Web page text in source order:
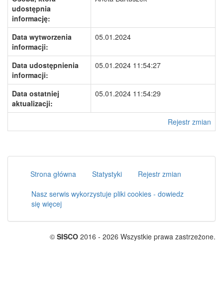
udostępnia
informację:
Data wytworzenia
informacji:
05.01.2024
Data udostępnienia
informacji:
05.01.2024 11:54:27
Data ostatniej
aktualizacji:
05.01.2024 11:54:29
Rejestr zmian
Strona główna Statystyki
Rejestr zmian
Nasz serwis wykorzystuje pliki cookies - dowiedz
się więcej
© SISCO 2016 - 2026 Wszystkie prawa zastrzeżone.